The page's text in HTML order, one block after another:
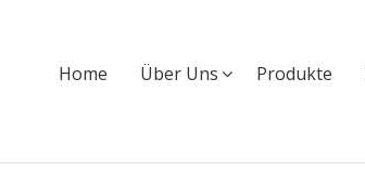
Home Über Uns Produkte